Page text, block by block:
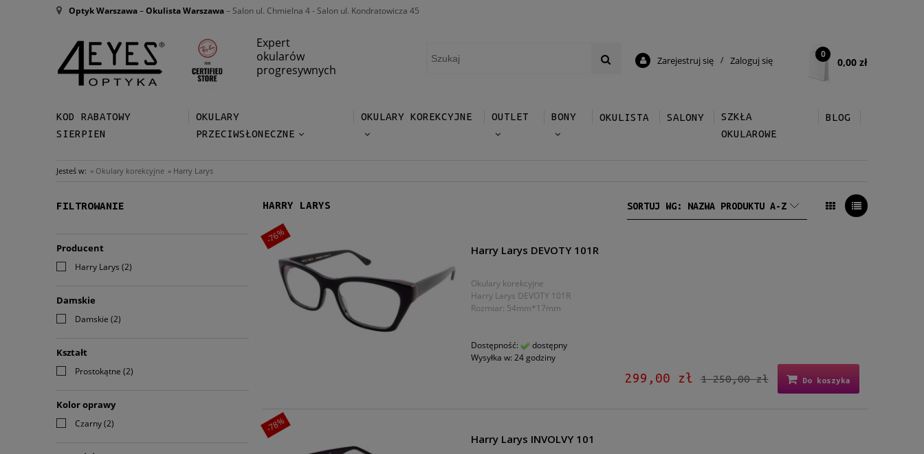
Optyk Warszawa–Okulista Warszawa– Salon ul. Chmielna 4 - Salon ul. Kondratowicza 45
Expert
okularów
progresywnych
0,00 zł
0
Zarejestruj się / Zaloguj się
KOD RABATOWY
SIERPIEN
OKULARY
PRZECIWSŁONECZNE
OKULARY KOREKCYJNE OUTLET BONY OKULISTA SALONY
SZKŁA
OKULAROWE
BLOG
Jesteś w: » Okulary korekcyjne » Harry Larys
FILTROWANIE
Producent
Harry Larys (2)
Damskie
Damskie (2)
Kształt
Prostokątne (2)
Kolor oprawy
Czarny(2)
HARRY LARYS SORTUJ WG: NAZWA PRODUKTU A-Z
Harry Larys DEVOTY 101R
Okulary korekcyjne
Harry Larys DEVOTY 101R
Rozmiar: 54mm*17mm
Dostępność:
dostępny
Wysyłka w: 24 godziny
299,00 zł 1 250,00 zł Do koszyka
-76%
Harry Larys INVOLVY 101
-78%